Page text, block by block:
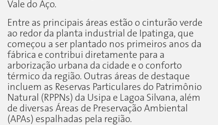
Vale do Aço.
Entre as principais áreas estão o cinturão verde
ao redor da planta industrial de Ipatinga, que
começou a ser plantado nos primeiros anos da
fábrica e contribui diretamente para a
arborização urbana da cidade e o conforto
térmico da região. Outras áreas de destaque
incluem as Reservas Particulares do Patrimônio
Natural (RPPNs) da Usipa e Lagoa Silvana, além
de diversas Áreas de Preservação Ambiental
(APAs) espalhadas pela região.